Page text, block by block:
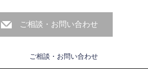
ご相談・お問い合わせ
ご相談・お問い合わせ